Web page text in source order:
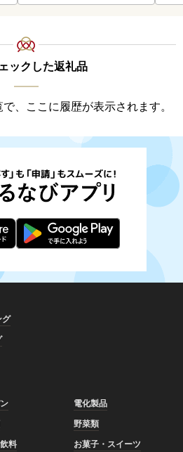
ックした返礼品
、ここに履歴が表示されます。
グ
電化製品
野菜類
料
お菓子・スイーツ